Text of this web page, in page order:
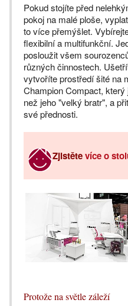
Pokud stojíte před
pokoj na malé ploše,
to více přemýšlet.
flexibilní a multifunkční.
posloužit všem
různých činnostech.
vytvoříte prostředí šité na
Champion Compact,
než jeho "velký bratr", a
své přednosti.
Zjistětevíce o
Protože na světle záleží